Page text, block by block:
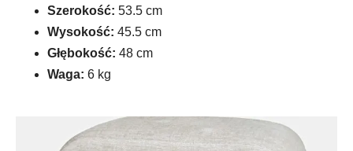
Szerokość: 53.5 cm
Wysokość: 45.5 cm
Głębokość: 48 cm
Waga: 6 kg